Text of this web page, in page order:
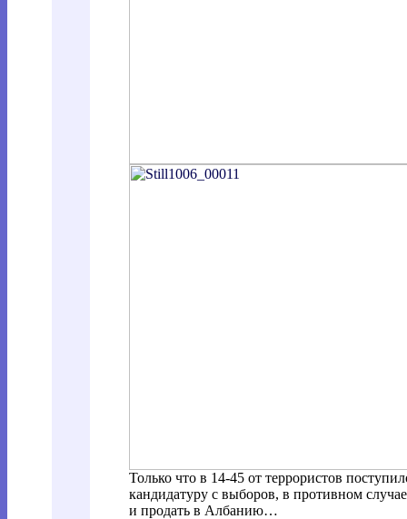
Только что в 14-45 от террористов
кандидатуру с выборов, в противном
и продать в Албанию…